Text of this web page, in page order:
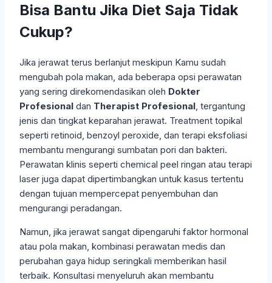
Bisa Bantu Jika Diet Saja Tidak
Cukup?
Jika jerawat terus berlanjut meskipun Kamu sudah
mengubah pola makan, ada beberapa opsi perawatan
yang sering direkomendasikan oleh Dokter
Profesional dan Therapist Profesional , tergantung
jenis dan tingkat keparahan jerawat. Treatment topikal
seperti retinoid, benzoyl peroxide, dan terapi eksfoliasi
membantu mengurangi sumbatan pori dan bakteri.
Perawatan klinis seperti chemical peel ringan atau terapi
laser juga dapat dipertimbangkan untuk kasus tertentu
dengan tujuan mempercepat penyembuhan dan
mengurangi peradangan.
Namun, jika jerawat sangat dipengaruhi faktor hormonal
atau pola makan, kombinasi perawatan medis dan
perubahan gaya hidup seringkali memberikan hasil
terbaik. Konsultasi menyeluruh akan membantu